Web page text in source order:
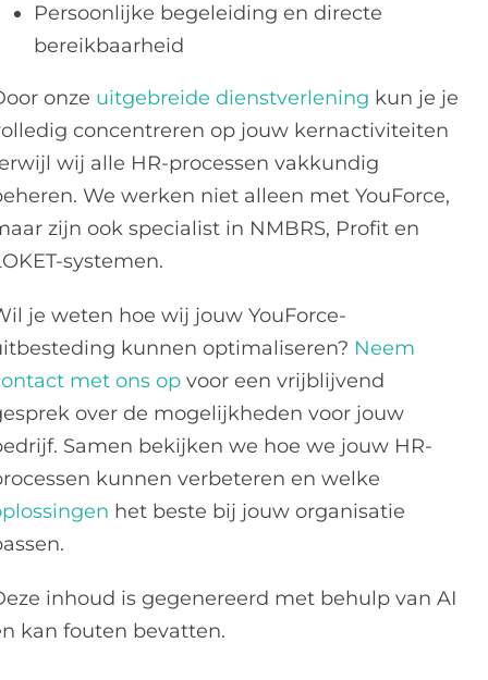
Persoonlijke begeleiding en directe
bereikbaarheid
onze uitgebreide dienstverlening kun je je
concentreren op jouw kernactiviteiten
wij alle HR-processen vakkundig
We werken niet alleen met YouForce,
zijn ook specialist in NMBRS, Profit en
systemen.
je weten hoe wij jouw YouForce-
kunnen optimaliseren? Neem
met ons op voor een vrijblijvend
over de mogelijkheden voor jouw
Samen bekijken we hoe we jouw HR-
kunnen verbeteren en welke
het beste bij jouw organisatie
inhoud is gegenereerd met behulp van AI
kan fouten bevatten.